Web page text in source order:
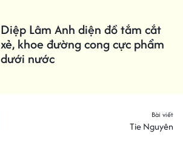
Diệp Lâm Anh diện đồ tắm cắt
xẻ, khoe đường cong cực phẩm
dưới nước
Bài viết
Tie Nguyên